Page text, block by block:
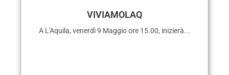
VIVIAMOLAQ
A L'Aquila, venerdì 9 Maggio ore 15.00, inizierà...